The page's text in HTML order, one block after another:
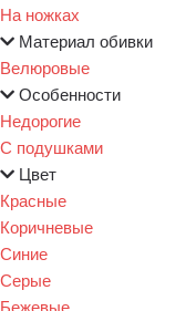
На ножках
Материал обивки
Велюровые
Особенности
Недорогие
С подушками
Цвет
Красные
Коричневые
Синие
Серые
Бежевые